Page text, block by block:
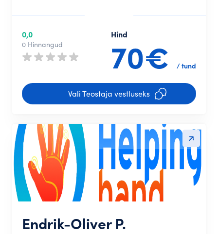
Vali Teostaja vestluseks
Hind
70€ / tund
0,0
0 Hinnangud
Endrik-Oliver P.